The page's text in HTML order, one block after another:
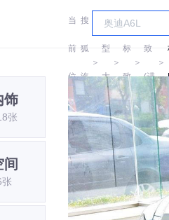
当
前
位
置:
搜
狐
汽
车
＞
车
型
大
全
＞
标
致
＞
致
(进
口)
＞
饰
张
间
张